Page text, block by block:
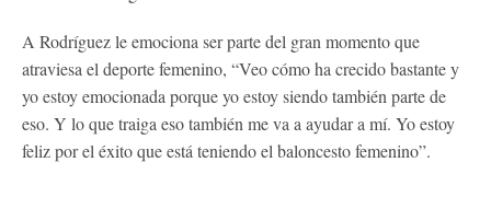
A Rodríguez le emociona ser parte del gran momento que
atraviesa el deporte femenino, “Veo cómo ha crecido bastante y
yo estoy emocionada porque yo estoy siendo también parte de
eso. Y lo que traiga eso también me va a ayudar a mí. Yo estoy
feliz por el éxito que está teniendo el baloncesto femenino”.